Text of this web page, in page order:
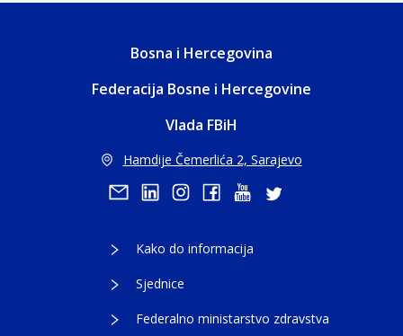
Bosna i Hercegovina
Federacija Bosne i Hercegovine
Vlada FBiH
Hamdije Čemerlića 2, Sarajevo
Kako do informacija
Sjednice
Federalno ministarstvo zdravstva